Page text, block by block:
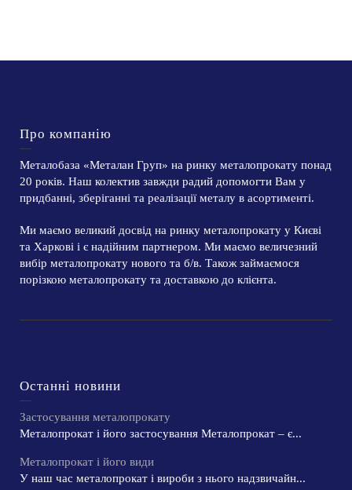
Про компанію
Металобаза «Металан Груп» на ринку металопрокату понад
20 років. Наш колектив завжди радий допомогти Вам у
придбанні, зберіганні та реалізації металу в асортименті.
Ми маємо великий досвід на ринку металопрокату у Києві
та Харкові і є надійним партнером. Ми маємо величезний
вибір металопрокату нового та б/в. Також займаємося
порізкою металопрокату та доставкою до клієнта.
Останні новини
Застосування металопрокату
Металопрокат і його застосування Металопрокат – є...
Металопрокат і його види
У наш час металопрокат і вироби з нього надзвичайн...